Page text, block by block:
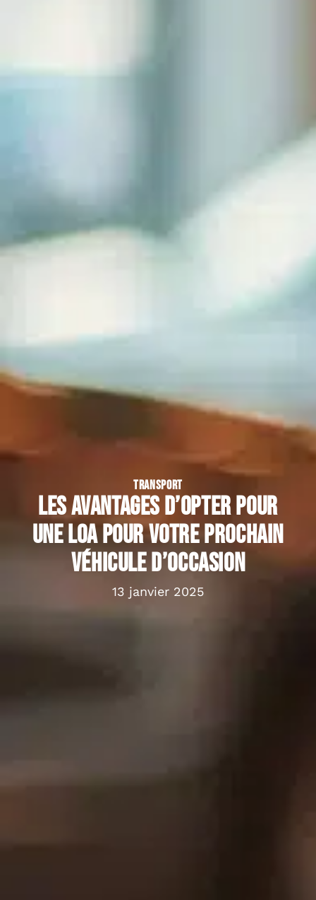
TRANSPORT
Les avantages d’opter pour
une LOA pour votre prochain
véhicule d’occasion
13 janvier 2025